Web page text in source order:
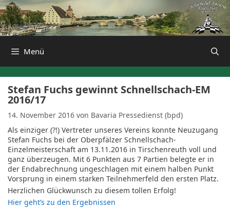
Zum
Inhalt
springen
Menü
Stefan Fuchs gewinnt Schnellschach-EM
2016/17
14. November 2016 von Bavaria Pressedienst (bpd)
Als einziger (?!) Vertreter unseres Vereins konnte Neuzugang
Stefan Fuchs bei der Oberpfälzer Schnellschach-
Einzelmeisterschaft am 13.11.2016 in Tirschenreuth voll und
ganz überzeugen. Mit 6 Punkten aus 7 Partien belegte er in
der Endabrechnung ungeschlagen mit einem halben Punkt
Vorsprung in einem starken Teilnehmerfeld den ersten Platz.
Herzlichen Glückwunsch zu diesem tollen Erfolg!
Hier geht’s zu den Ergebnissen